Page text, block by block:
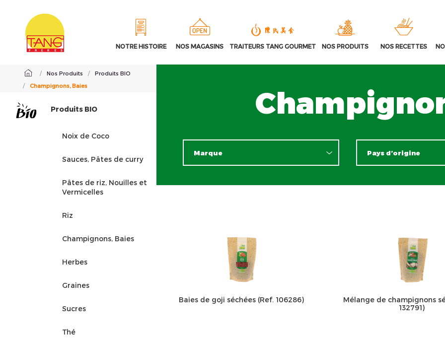
NOTRE HISTOIRE NOS MAGASINS TRAITEURS TANG GOURMET NOS PRODUITS NOS RECETTES
/ Nos Produits /
Produits BIO
/
Champignons, Baies
Produits BIO
Noix de Coco
Sauces, Pâtes de curry
Pâtes de riz, Nouilles et
Vermicelles
Riz
Champignons, Baies
Herbes
Graines
Sucres
Thé
Baies de goji séchées (Ref. 106286)
Mélange de champignons
132791)